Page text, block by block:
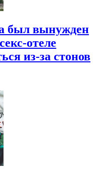
был вынужден
отеле
из-за стонов